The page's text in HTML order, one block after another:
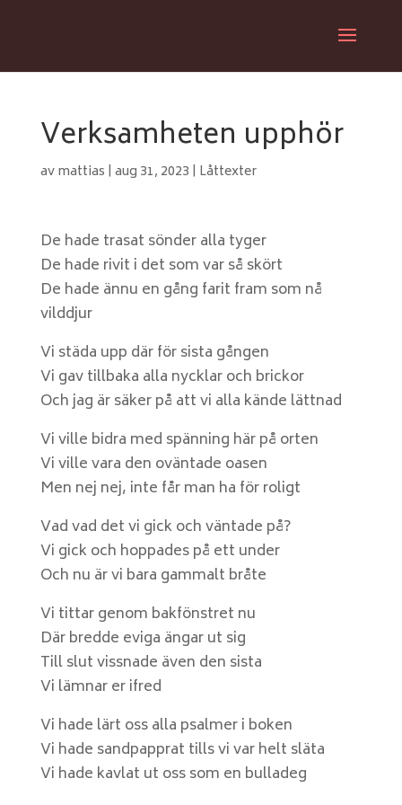
Verksamheten upphör
avmattias | aug 31, 2023 | Låttexter
De hade trasat sönder alla tyger
De hade rivit i det som var så skört
De hade ännu en gång farit fram som nå
vilddjur
Vi städa upp där för sista gången
Vi gav tillbaka alla nycklar och brickor
Och jag är säker på att vi alla kände lättnad
Vi ville bidra med spänning här på orten
Vi ville vara den oväntade oasen
Men nej nej, inte får man ha för roligt
Vad vad det vi gick och väntade på?
Vi gick och hoppades på ett under
Och nu är vi bara gammalt bråte
Vi tittar genom bakfönstret nu
Där bredde eviga ängar ut sig
Till slut vissnade även den sista
Vi lämnar er ifred
Vi hade lärt oss alla psalmer i boken
Vi hade sandpapprat tills vi var helt släta
Vi hade kavlat ut oss som en bulladeg